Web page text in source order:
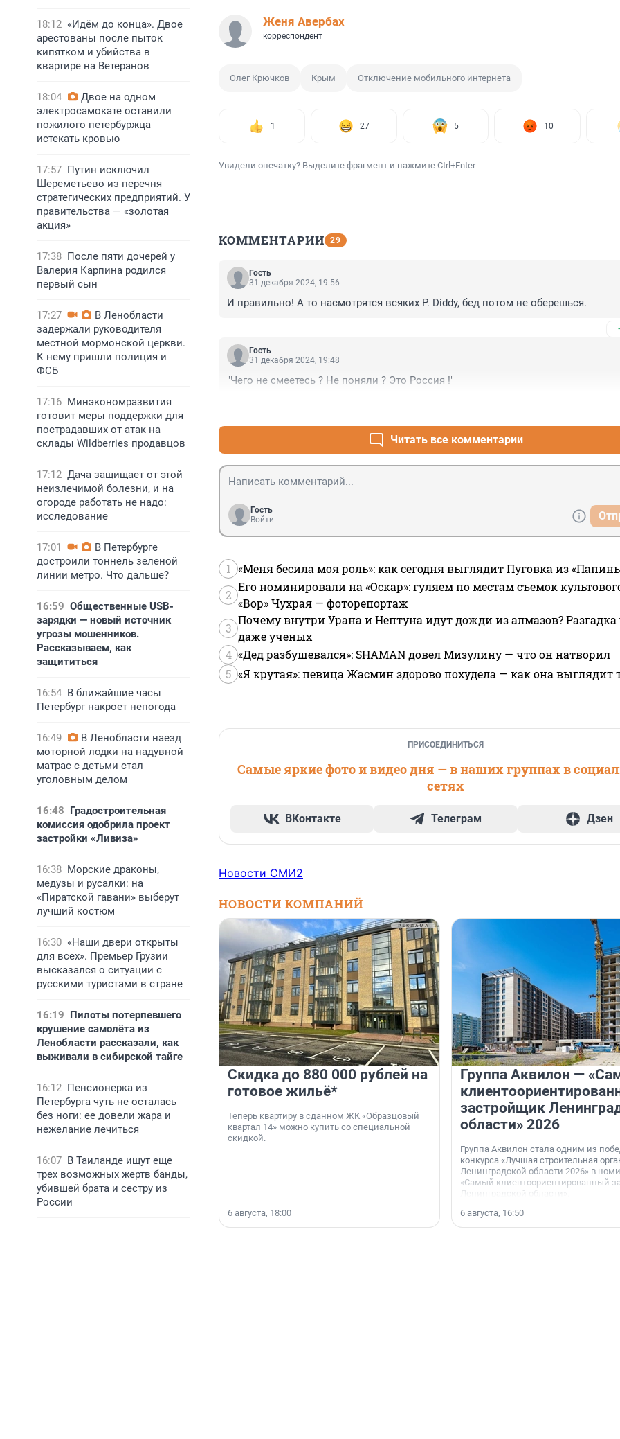
18:12 «Идём до конца». Двое
арестованы после пыток
кипятком и убийства в
квартире на Ветеранов
18:04
Двое на одном
электросамокате оставили
пожилого петербуржца
истекать кровью
17:57 Путин исключил
Шереметьево из перечня
стратегических предприятий. У
правительства — «золотая
акция»
17:38 После пяти дочерей у
Валерия Карпина родился
первый сын
17:27
В Ленобласти
задержали руководителя
местной мормонской церкви.
К нему пришли полиция и
ФСБ
17:16 Минэкономразвития
готовит меры поддержки для
пострадавших от атак на
склады Wildberries продавцов
17:12 Дача защищает от этой
неизлечимой болезни, и на
огороде работать не надо:
исследование
17:01
В Петербурге
достроили тоннель зеленой
линии метро. Что дальше?
16:59 Общественные USB-
зарядки — новый источник
угрозы мошенников.
Рассказываем, как
защититься
16:54 В ближайшие часы
Петербург накроет непогода
16:49
В Ленобласти наезд
моторной лодки на надувной
матрас с детьми стал
уголовным делом
16:48 Градостроительная
комиссия одобрила проект
застройки «Ливиза»
16:38 Морские драконы,
медузы и русалки: на
«Пиратской гавани» выберут
лучший костюм
16:30 «Наши двери открыты
для всех». Премьер Грузии
высказался о ситуации с
русскими туристами в стране
16:19 Пилоты потерпевшего
крушение самолёта из
Ленобласти рассказали, как
выживали в сибирской тайге
16:12 Пенсионерка из
Петербурга чуть не осталась
без ноги: ее довели жара и
нежелание лечиться
16:07 В Таиланде ищут еще
трех возможных жертв банды,
убившей брата и сестру из
России
Женя Авербах
корреспондент
Олег Крючков Крым Отключение мобильного интернета
1 27 5 10
Увидели опечатку? Выделите фрагмент и нажмите Ctrl+Enter
КОММЕНТАРИИ 29
Гость
31 декабря 2024, 19:56
И правильно! А то насмотрятся всяких P. Diddy, бед потом не оберешься.
Гость
31 декабря 2024, 19:48
"Чего не смеетесь ? Не поняли ? Это Россия !"
Читать все комментарии
Гость
Войти
1 «Меня бесила моя роль»: как сегодня выглядит Пуговка из
2
Его номинировали на «Оскар»: гуляем по местам съемок
«Вор» Чухрая — фоторепортаж
3
Почему внутри Урана и Нептуна идут дожди из алмазов?
даже ученых
4 «Дед разбушевался»: SHAMAN довел Мизулину — что он натворил
5 «Я крутая»: певица Жасмин здорово похудела — как она выглядит
ПРИСОЕДИНИТЬСЯ
Самые яркие фото и видео дня — в наших группах в
сетях
ВКонтакте Телеграм Дзен
Новости СМИ2
НОВОСТИ КОМПАНИЙ
Скидка до 880 000 рублей на
готовое жильё*
Теперь квартиру в сданном ЖК «Образцовый
квартал 14» можно купить со специальной
скидкой.
6 августа, 18:00
Группа Аквилон —
застройщик
области» 2026
Группа Аквилон стала одним из
конкурса «Лучшая строительная
Ленинградской области 2026» в
«Самый клиентоориентированный
Ленинградской области».
6 августа, 16:50